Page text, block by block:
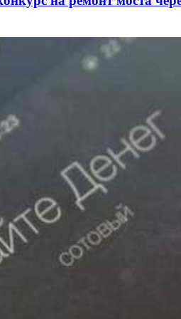
сентября в рамках Года